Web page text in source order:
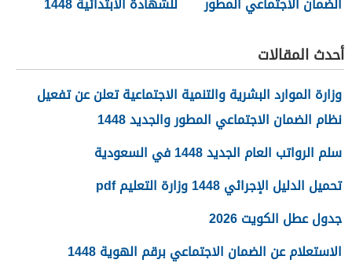
أحدث المقالات
وزارة الموارد البشرية والتنمية الاجتماعية تعلن عن تفعيل
نظام الضمان الاجتماعي المطور والجديد 1448
سلم الرواتب العام الجديد 1448 في السعودية
تحميل الدليل الإجرائي 1448 وزارة التعليم pdf
جدول عطل الكويت 2026
الاستعلام عن الضمان الاجتماعي برقم الهوية 1448